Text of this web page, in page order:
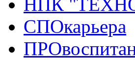
НПК
СПОкарьера